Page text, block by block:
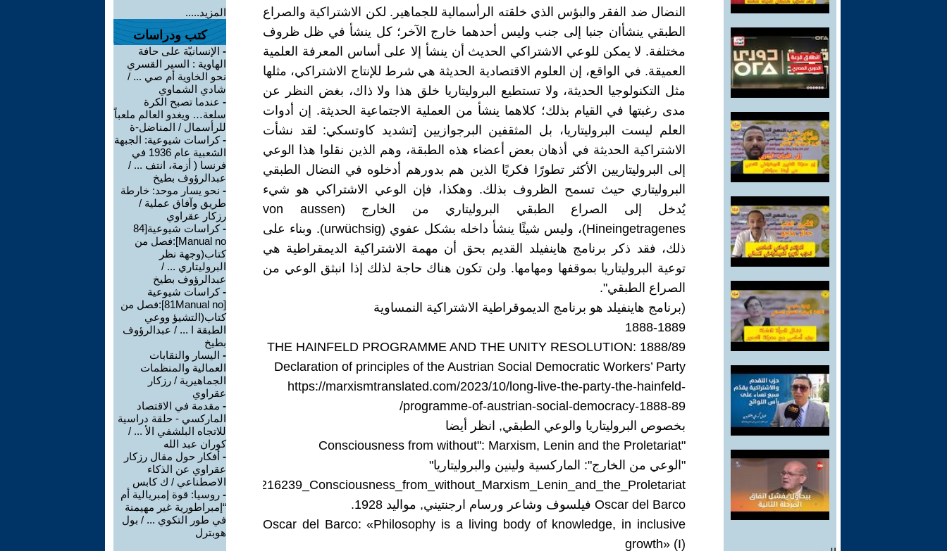
النضال ضد الفقر والبؤس الذي خلقته الرأسمالية للجماهير. لكن الاشتراكية والصراع
الطبقي ينشأان جنبا إلى جنب وليس أحدهما خارج الآخر؛ كل ينشأ في ظل ظروف
مختلفة. لا يمكن للوعي الاشتراكي الحديث أن ينشأ إلا على أساس المعرفة العلمية
العميقة. في الواقع، إن العلوم الاقتصادية الحديثة هي شرط للإنتاج الاشتراكي، مثلها
مثل التكنولوجيا الحديثة، ولا تستطيع البروليتاريا خلق هذا ولا ذاك، بغض النظر عن
مدى رغبتها في القيام بذلك؛ كلاهما ينشأ من العملية الاجتماعية الحديثة. إن أدوات
العلم ليست البروليتاريا، بل المثقفين البرجوازيين [تشديد كاوتسكي: لقد نشأت
الاشتراكية الحديثة في أذهان بعض أعضاء هذه الطبقة، وهم الذين نقلوا هذا الوعي
إلى البروليتاريين الأكثر تطورًا فكريًا الذين هم بدورهم أدخلوه في النضال الطبقي
البروليتاري حيث تسمح الظروف بذلك. وهكذا، فإن الوعي الاشتراكي هو شيء
يُدخل إلى الصراع الطبقي البروليتاري من الخارج (von aussen
Hineingetragenes)، وليس شيئًا ينشأ داخله بشكل عفوي (urwüchsig). وبناء على
ذلك، فقد ذكر برنامج هاينفيلد القديم بحق أن مهمة الاشتراكية الديمقراطية هي
توعية البروليتاريا بموقفها ومهامها. ولن تكون هناك حاجة لذلك إذا انبثق الوعي من
الصراع الطبقي".
(برنامج هاينفيلد هو برنامج الديموقراطية الاشتراكية النمساوية
1888-1889
THE HAINFELD PROGRAMME AND THE UNITY RESOLUTION: 1888/89
Declaration of principles of the Austrian Social Democratic Workers’ Party
https://marxismtranslated.com/2023/10/long-live-the-party-the-hainfeld-
programme-of-austrian-social-democracy-1888-89
/
بخصوص البروليتاريا والوعي الطبقي, انظر أيضا
"Consciousness from without": Marxism, Lenin and the Proletariat
"الوعي من الخارج": الماركسية ولينين والبروليتاريا"
https://www.researchgate.net/publication/271216239_Consciousness_from_without_Marxism_Lenin_and_the_Proletariat
Oscar del Barco فيلسوف وشاعر ورسام ارجنتيني, مواليد 1928.
Oscar del Barco: «Philosophy is a living body of knowledge, in inclusive
growth» (I)
المزيد.....
كتب ودراسات
- الإنسانيّة على حافة
الهاوية : السير القسري
نحو الخاوية أم صي ... /
شادي الشماوي
- عندما تصبح الكرة
سلعة… ويغدو العالم ملعباً
للرأسمال / المناضل-ة
-كراسات شيوعية: الجبهة
الشعبية عام 1936 في
فرنسا ( أزمة، انتف ... /
عبدالرؤوف بطيخ
- نحو يسار موحد: خارطة
طريق وآفاق عملية /
رزكار عقراوي
-
كراسات شيوعية[84
Manual no]:فصل من
كتاب(وجهة نظر
البروليتاري ... /
عبدالرؤوف بطيخ
-كراسات شيوعية
[81Manual no]:فصل من
كتاب(التشيؤ ووعي
الطبقة ا ... / عبدالرؤوف
بطيخ
- اليسار والنقابات
العمالية والمنظمات
الجماهيرية / رزكار
عقراوي
- مقدمة في الاقتصاد
الماركسي - حلقة دراسية
للاتجاه البلشفي الأ ... /
كوران عبد الله
- أفكار حول مقال رزكار
عقراوي عن الذكاء
الاصطناعي / ك كابس
- روسيا: قوة إمبريالية أم
“إمبراطورية غير مهيمنة
في طور التكوي ... / بول
هوبترل